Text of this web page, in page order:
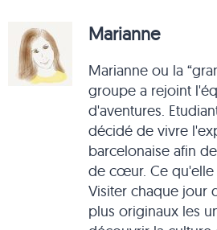
Marianne
Marianne ou la
groupe a rejoint
d'aventures.
décidé de vivre
barcelonaise afin
de cœur. Ce qu'elle
Visiter chaque jour
plus originaux les